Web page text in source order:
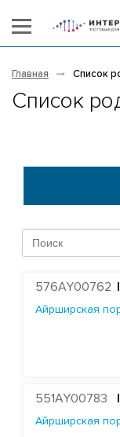
Главная Список
Список
Абердин-
Голштинская
576AY00762
Айрширская
551AY00783
Айрширская